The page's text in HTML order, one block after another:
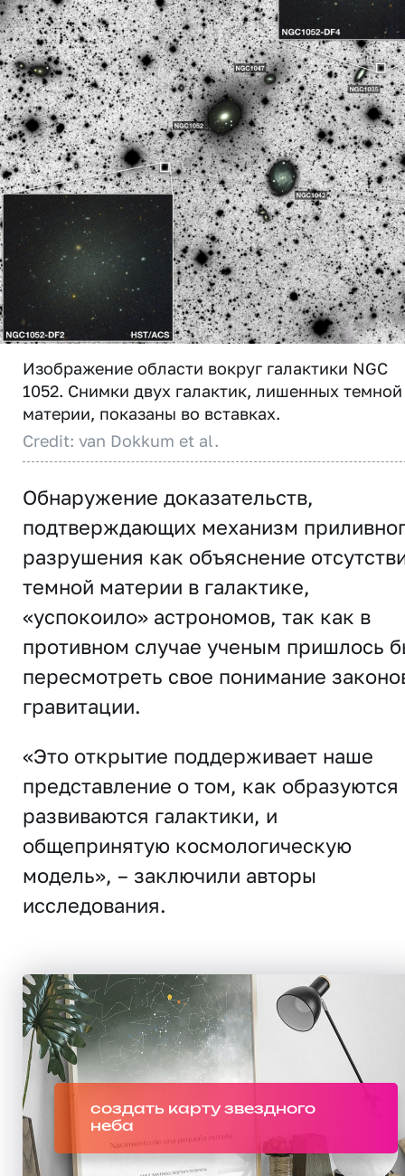
Изображение области вокруг галактики NGC
1052. Снимки двух галактик, лишенных темной
материи, показаны во вставках.
Credit: van Dokkum et al.
Обнаружение доказательств,
подтверждающих механизм
разрушения как объяснение
темной материи в галактике,
«успокоило» астрономов, так как в
противном случае ученым пришлось
пересмотреть свое понимание
гравитации.
«Это открытие поддерживает наше
представление о том, как образуются
развиваются галактики, и
общепринятую космологическую
модель», – заключили авторы
исследования.
создать карту звездного
неба